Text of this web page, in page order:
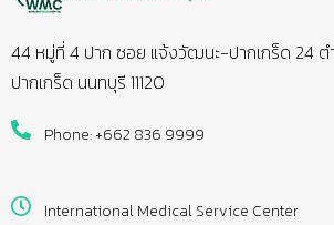
44 หมู่ที่ 4 ปาก ซอย แจ้งวัฒนะ-ปากเกร็ด 24 ต
ปากเกร็ด นนทบุรี 11120
Phone: +662 836 9999
International Medical Service Center